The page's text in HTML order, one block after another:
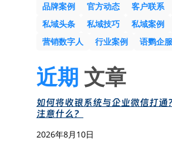
品牌案例
官方动态 客户联系
私域头条
私域技巧 私域案例
营销数字人
行业案例 语鹦企服
近期 文章
如何将收银系统与企业微信打通
注意什么？
2026年8月10日